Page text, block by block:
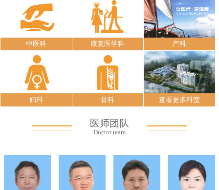
中医科 康复医学科 产科
妇科 骨科 查看更多科室
医师团队
Doctor team